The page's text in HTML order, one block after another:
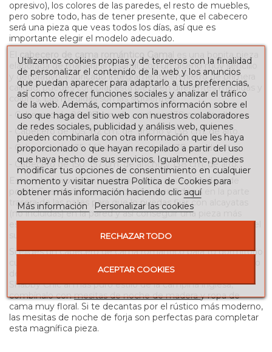
opresivo), los colores de las paredes, el resto de muebles,
pero sobre todo, has de tener presente, que el cabecero
será una pieza que veas todos los días, así que es
importante elegir el modelo adecuado.
cabecero de cama romántico Gama
l es una bonita pieza
elaborada de manera artesanal, con un diseño muy sencillo
y decorativo. Fabricado íntegramente en hierro de primera
calidad, puedes comprar esta pieza en diferentes medidas y
colores. Las medidas son las siguientes:
- Cabecero de 90: 97 cm. de ancho y 138 cm. de alto.
- Cabecero de 105: 112 cm. de ancho y 138 cm. de alto.
- Cabecero de 135: 142 cm. de ancho y 138 cm. de alto.
- Cabecero de 150: 157 cm. de ancho y 138 cm. de alto.
Este cabecero se entrega montado a pie de calle o de
portal. Cuenta con unas pequeñas hendiduras en la parte
trasera de las patas para que lo puedas fijar con alcayatas
(no incluidas) en la pared y así conseguir una pieza más
estable. El cabecero Gamal tiene patas que se apoyan en el
Si eliges un cabecero de cama romántico para tu dormitorio
de las piezas que integrarán la estancia. Si lo tuyo es el
Shabby Chic al más puro estilo de la campiña inglesa,
combínalo conmesitas de noche de maderay ropa de
cama muy floral. Si te decantas por el rústico más moderno,
las mesitas de noche de forja son perfectas para completar
esta magnífica pieza.
Utilizamos cookies propias y de terceros con la finalidad
de personalizar el contenido de la web y los anuncios
que puedan aparecer para adaptarlo a tus preferencias,
así como ofrecer funciones sociales y analizar el tráfico
de la web. Además, compartimos información sobre el
uso que haga del sitio web con nuestros colaboradores
de redes sociales, publicidad y análisis web, quienes
pueden combinarla con otra información que les haya
proporcionado o que hayan recopilado a partir del uso
que haya hecho de sus servicios. Igualmente, puedes
modificar tus opciones de consentimiento en cualquier
momento y visitar nuestra Política de Cookies para
obtener más información haciendo clic aquí
Más información
Personalizar las cookies
RECHAZAR TODO
ACEPTAR COOKIES